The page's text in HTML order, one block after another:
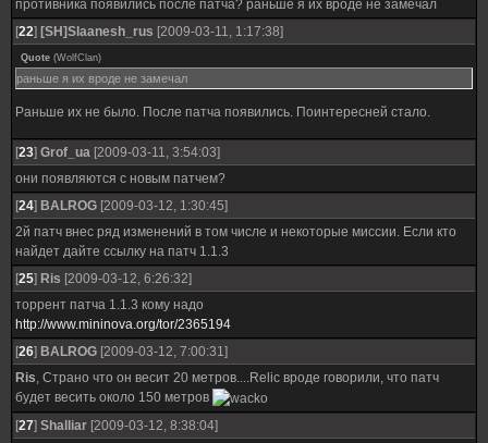
противника появились после патча? раньше я их вроде не замечал
[22] [SH]Slaanesh_rus [2009-03-11, 1:17:38]
Quote (WolfClan)
раньше я их вроде не замечал
Раньше их не было. После патча появились. Поинтересней стало.
[23] Grof_ua [2009-03-11, 3:54:03]
они появляются с новым патчем?
[24] BALROG [2009-03-12, 1:30:45]
2й патч внес ряд изменений в том числе и некоторые миссии. Если кто
найдет дайте ссылку на патч 1.1.3
[25] Ris [2009-03-12, 6:26:32]
торрент патча 1.1.3 кому надо
http://www.mininova.org/tor/2365194
[26] BALROG [2009-03-12, 7:00:31]
Ris, Страно что он весит 20 метров....Relic вроде говорили, что патч
будет весить около 150 метров
[27] Shalliar [2009-03-12, 8:38:04]